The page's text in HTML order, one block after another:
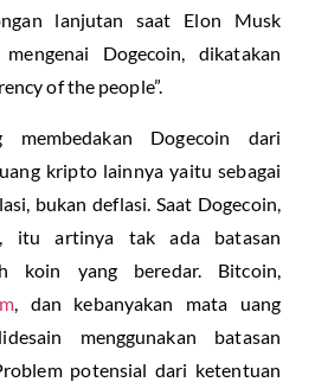
lanjutan saat Elon Musk
Dogecoin, dikatakan
of the people”.
Dogecoin dari
kripto lainnya yaitu sebagai
bukan deflasi. Saat Dogecoin,
itu artinya tak ada batasan
koin yang beredar. Bitcoin,
, dan kebanyakan mata uang
menggunakan batasan
potensial dari ketentuan